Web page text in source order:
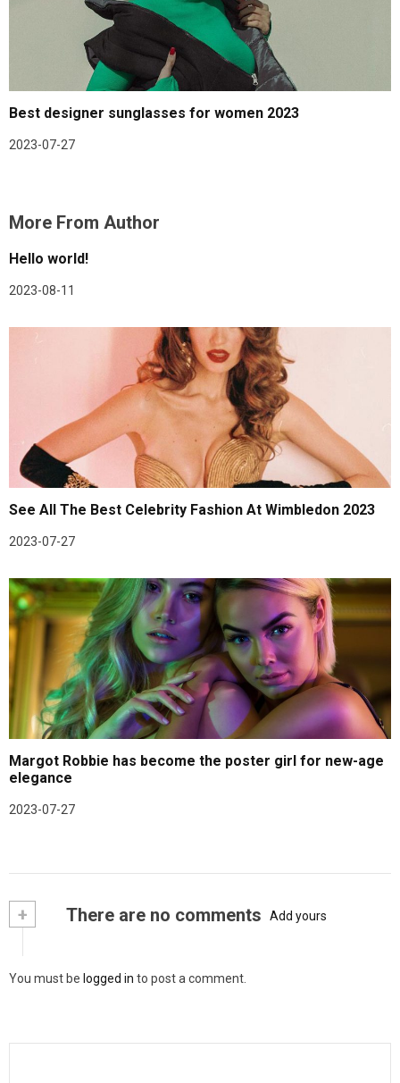
Best designer sunglasses for women 2023
2023-07-27
More From Author
Hello world!
2023-08-11
See All The Best Celebrity Fashion At Wimbledon 2023
2023-07-27
Margot Robbie has become the poster girl for new-age
elegance
2023-07-27
+ There are no comments Add yours
You must be logged in to post a comment.